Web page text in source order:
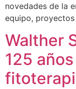
novedades de la
equipo,
Walther
125